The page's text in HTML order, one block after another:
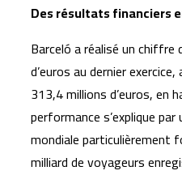
Des résultats financiers
Barceló a réalisé un chiffre
d’euros au dernier
313,4 millions d’euros, en
performance s’explique
mondiale particulièrement
milliard de voyageurs